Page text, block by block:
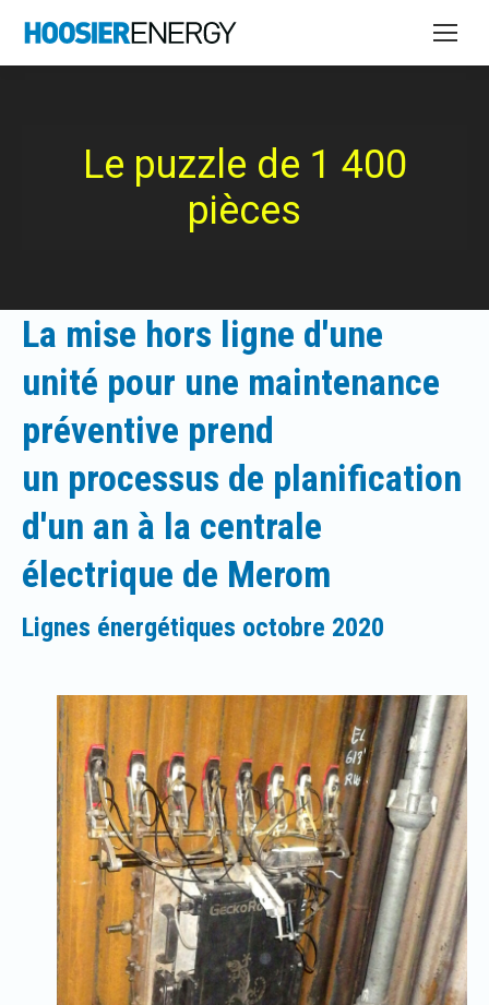
Le puzzle de 1 400
pièces
La mise hors ligne d'une
unité pour une maintenance
préventive prend
un processus de planification
d'un an à la centrale
électrique de Merom
Lignes énergétiques octobre 2020